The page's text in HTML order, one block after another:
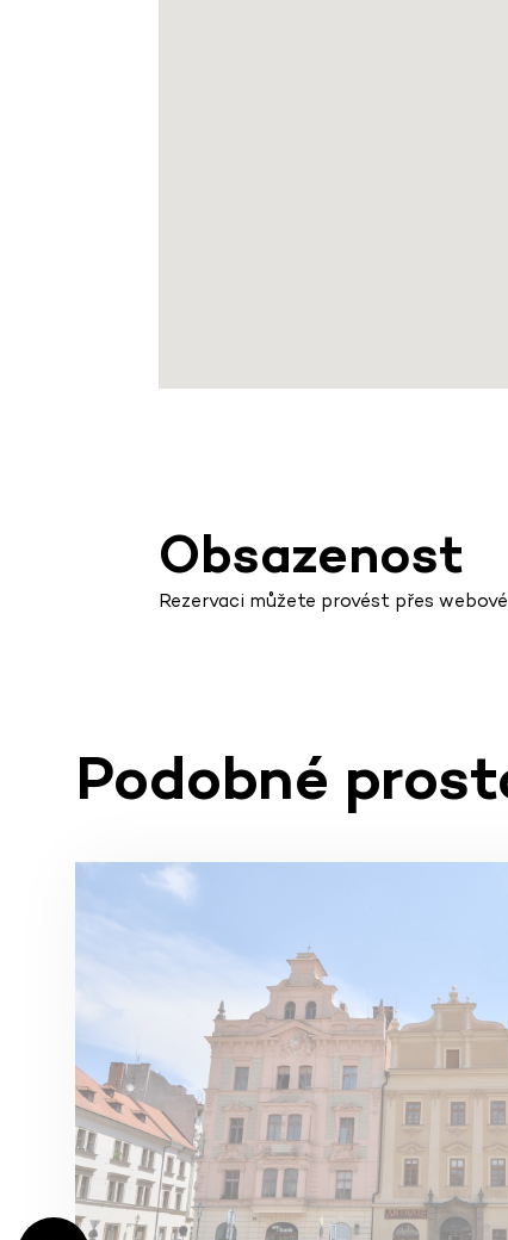
Obsazenost
Rezervaci můžete provést přes
Podobné